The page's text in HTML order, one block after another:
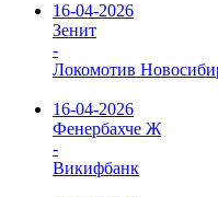
16-04-2026
Зенит
-
Локомотив
16-04-2026
Фенербахче Ж
-
Викифбанк